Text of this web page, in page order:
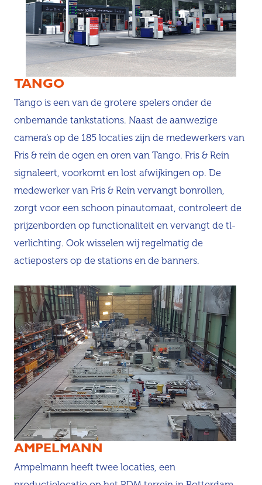
TANGO
Tango is een van de grotere spelers onder de
onbemande tankstations. Naast de aanwezige
camera’s op de 185 locaties zijn de medewerkers van
Fris & rein de ogen en oren van Tango. Fris & Rein
signaleert, voorkomt en lost afwijkingen op. De
medewerker van Fris & Rein vervangt bonrollen,
zorgt voor een schoon pinautomaat, controleert de
prijzenborden op functionaliteit en vervangt de tl-
verlichting. Ook wisselen wij regelmatig de
actieposters op de stations en de banners.
AMPELMANN
Ampelmann heeft twee locaties, een